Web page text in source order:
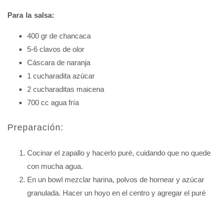
Para la salsa:
400 gr de chancaca
5-6 clavos de olor
Cáscara de naranja
1 cucharadita azúcar
2 cucharaditas maicena
700 cc agua fría
Preparación:
Cocinar el zapallo y hacerlo puré, cuidando que no quede
con mucha agua.
En un bowl mezclar harina, polvos de hornear y azúcar
granulada. Hacer un hoyo en el centro y agregar el puré